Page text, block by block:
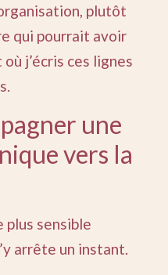
plutôt
qui pourrait avoir
j’écris ces lignes
une
vers la
plus sensible
arrête un instant.